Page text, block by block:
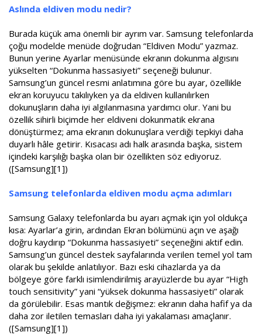
Aslında eldiven modu nedir?
Burada küçük ama önemli bir ayrım var. Samsung telefonlarda
çoğu modelde menüde doğrudan “Eldiven Modu” yazmaz.
Bunun yerine Ayarlar menüsünde ekranın dokunma algısını
yükselten “Dokunma hassasiyeti” seçeneği bulunur.
Samsung’un güncel resmi anlatımına göre bu ayar, özellikle
ekran koruyucu takılıyken ya da eldiven kullanılırken
dokunuşların daha iyi algılanmasına yardımcı olur. Yani bu
özellik sihirli biçimde her eldiveni dokunmatik ekrana
dönüştürmez; ama ekranın dokunuşlara verdiği tepkiyi daha
duyarlı hâle getirir. Kısacası adı halk arasında başka, sistem
içindeki karşılığı başka olan bir özellikten söz ediyoruz.
([Samsung][1])
Samsung telefonlarda eldiven modu açma adımları
Samsung Galaxy telefonlarda bu ayarı açmak için yol oldukça
kısa: Ayarlar’a girin, ardından Ekran bölümünü açın ve aşağı
doğru kaydırıp “Dokunma hassasiyeti” seçeneğini aktif edin.
Samsung’un güncel destek sayfalarında verilen temel yol tam
olarak bu şekilde anlatılıyor. Bazı eski cihazlarda ya da
bölgeye göre farklı isimlendirilmiş arayüzlerde bu ayar “High
touch sensitivity” yani “yüksek dokunma hassasiyeti” olarak
da görülebilir. Esas mantık değişmez: ekranın daha hafif ya da
daha zor iletilen temasları daha iyi yakalaması amaçlanır.
([Samsung][1])